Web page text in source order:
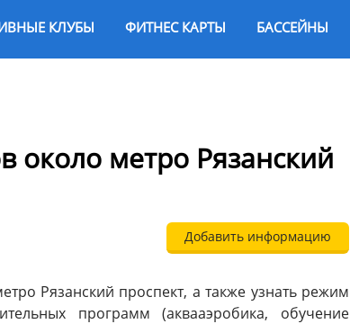
КЛУБЫ ФИТНЕС КАРТЫ БАССЕЙНЫ
около метро Рязанский
Добавить информацию
Рязанский проспект, а также узнать режим
программ (аквааэробика, обучение